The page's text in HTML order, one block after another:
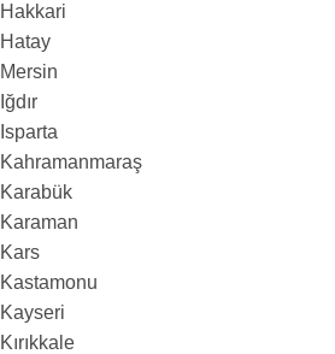
Hakkari
Hatay
Mersin
Iğdır
Isparta
Kahramanmaraş
Karabük
Karaman
Kars
Kastamonu
Kayseri
Kırıkkale